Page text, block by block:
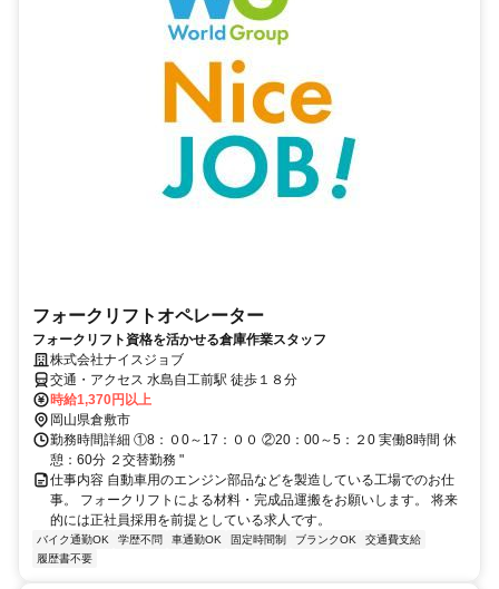
フォークリフトオペレーター
フォークリフト資格を活かせる倉庫作業スタッフ
株式会社ナイスジョブ
交通・アクセス 水島自工前駅 徒歩１８分
時給1,370円以上
岡山県倉敷市
勤務時間詳細 ①8：０0～17：００ ②20：00～5：２0 実働8時間 休
憩：60分 ２交替勤務 "
仕事内容 自動車用のエンジン部品などを製造している工場でのお仕
事。 フォークリフトによる材料・完成品運搬をお願いします。 将来
的には正社員採用を前提としている求人です。
バイク通勤OK 学歴不問 車通勤OK 固定時間制 ブランクOK
交通費支給
履歴書不要